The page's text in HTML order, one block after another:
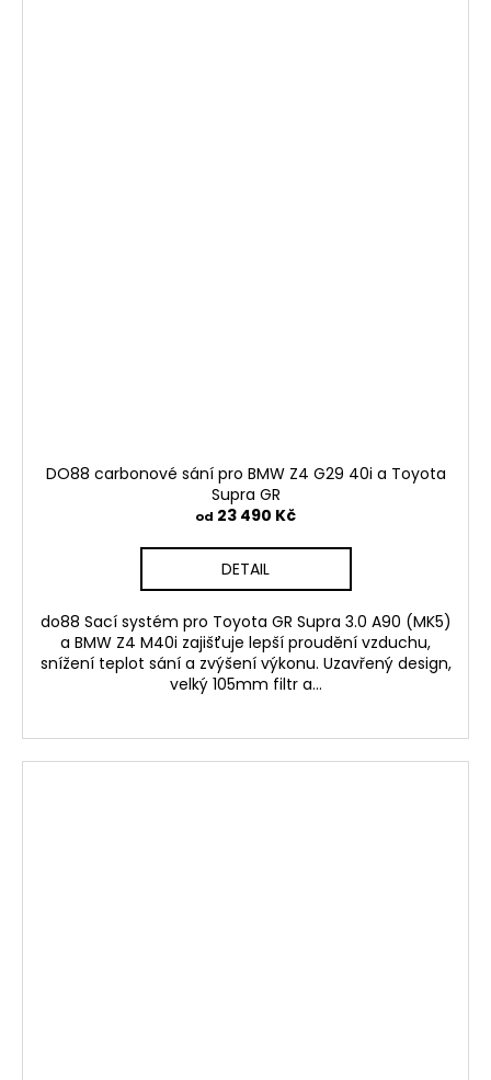
DO88 carbonové sání pro BMW Z4 G29 40i a Toyota
Supra GR
od 23 490 Kč
DETAIL
do88 Sací systém pro Toyota GR Supra 3.0 A90 (MK5)
a BMW Z4 M40i zajišťuje lepší proudění vzduchu,
snížení teplot sání a zvýšení výkonu. Uzavřený design,
velký 105mm filtr a...